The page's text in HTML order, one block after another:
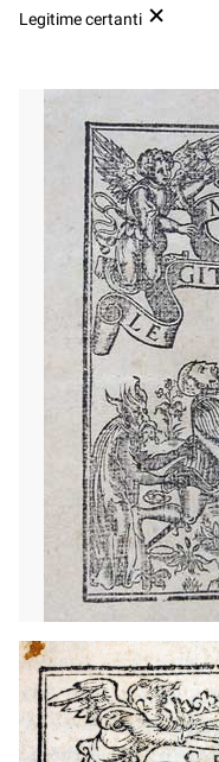
Legitime certanti
1538 - 1560
1538 - 1560